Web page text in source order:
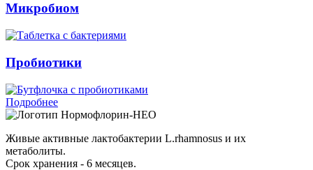
Микробиом
Пробиотики
Подробнее
Нормофлорин-НЕО
Живые активные лактобактерии L.rhamnosus и их
метаболиты.
Срок хранения - 6 месяцев.